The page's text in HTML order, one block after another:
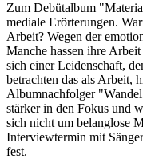
Zum Debütalbum
mediale Erörterungen.
Arbeit? Wegen der
Manche hassen ihre
sich einer Leidenschaft,
betrachten das als Arbeit,
Albumnachfolger
stärker in den Fokus und
sich nicht um belanglose
Interviewtermin mit
fest.